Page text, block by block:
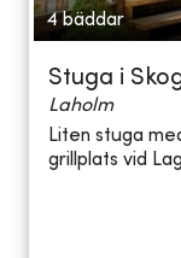
4 bäddar
Stuga i
Laholm
Liten stuga
grillplats vid